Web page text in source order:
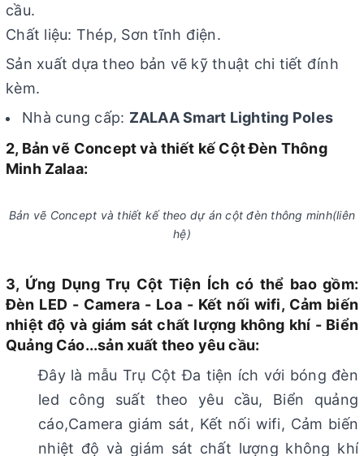
cầu.
Chất liệu: Thép, Sơn tĩnh điện.
Sản xuất dựa theo bản vẽ kỹ thuật chi tiết đính
kèm.
Nhà cung cấp: ZALAA Smart Lighting Poles
2, Bản vẽ Concept và thiết kế Cột Đèn Thông
Minh Zalaa:
Bản vẽ Concept và thiết kế theo dự án cột đèn thông minh(liên
hệ)
3, Ứng Dụng Trụ Cột Tiện Ích có thể bao gồm:
Đèn LED - Camera - Loa - Kết nối wifi, Cảm biến
nhiệt độ và giám sát chất lượng không khí - Biển
Quảng Cáo...sản xuất theo yêu cầu:
Đây là mẫu Trụ Cột Đa tiện ích với bóng đèn
led công suất theo yêu cầu, Biển quảng
cáo,Camera giám sát, Kết nối wifi, Cảm biến
nhiệt độ và giám sát chất lượng không khí